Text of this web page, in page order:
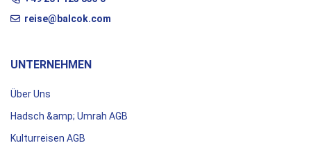
reise@balcok.com
UNTERNEHMEN
Über Uns
Hadsch &amp; Umrah AGB
Kulturreisen AGB